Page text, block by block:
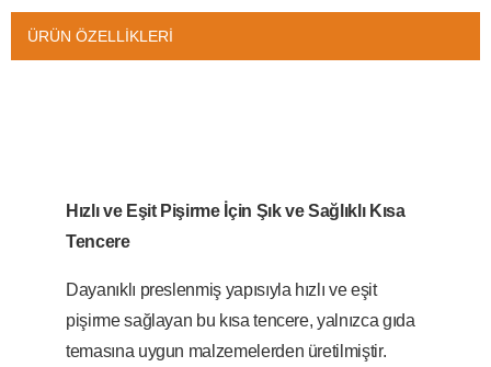
ÜRÜN ÖZELLIKLERI
Hızlı ve Eşit Pişirme İçin Şık ve Sağlıklı Kısa
Tencere
Dayanıklı preslenmiş yapısıyla hızlı ve eşit
pişirme sağlayan bu kısa tencere, yalnızca gıda
temasına uygun malzemelerden üretilmiştir.